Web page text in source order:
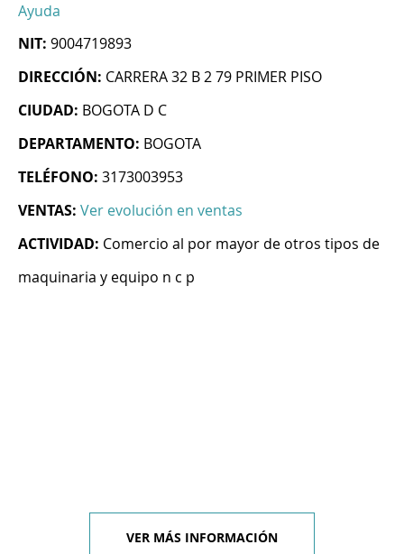
Ayuda
NIT: 9004719893
DIRECCIÓN: CARRERA 32 B 2 79 PRIMER PISO
CIUDAD: BOGOTA D C
DEPARTAMENTO: BOGOTA
TELÉFONO: 3173003953
VENTAS: Ver evolución en ventas
ACTIVIDAD: Comercio al por mayor de otros tipos de
maquinaria y equipo n c p
VER MÁS INFORMACIÓN